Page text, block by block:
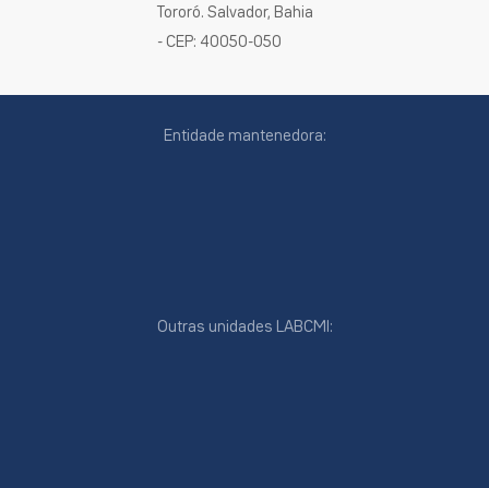
Tororó. Salvador, Bahia
- CEP: 40050-050
Entidade mantenedora:
Outras unidades LABCMI: